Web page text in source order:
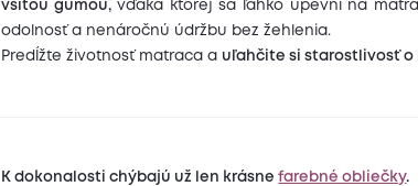
všitou gumou,vďaka ktorej sa ľahko upevní na
odolnosť a nenáročnú údržbu bez žehlenia.
Predĺžte životnosť matraca a uľahčite si starostlivosť o
K dokonalosti chýbajú už len krásnefarebné obliečky.